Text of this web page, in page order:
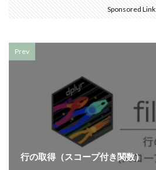
Sponsored Link
Prev
行の取得（スコープ付き関数）